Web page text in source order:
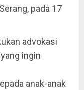
pada 17
advokasi
ingin
anak-anak